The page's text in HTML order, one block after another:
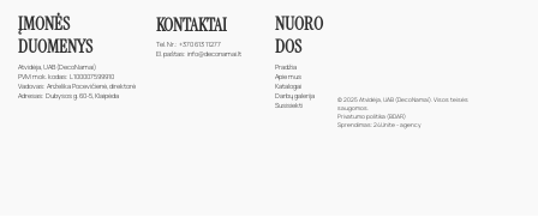
ĮMONĖS
DUOMENYS
Atvidėja, UAB (DecoNamai)
PVM mok. kodas: L100007599910
Vadovas: Anželika Pocevičienė, direktorė
Adresas: Dubysos g. 60-5, Klaipėda
KONTAKTAI
Tel. Nr.: +370 613 11277
El. paštas: info@deconamai.lt
NUORO
DOS
Pradžia
Apie mus
Katalogai
Darbų galerija
Susisiekti
© 2025 Atvidėja, UAB (DecoNamai). Visos teisės
saugomos.
Privatumo politika (BDAR)
Sprendimas:24Unite - agency